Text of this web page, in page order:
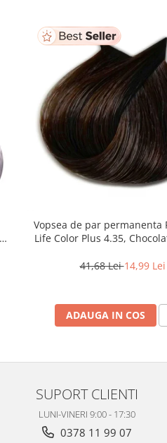
Vopsea de par permanenta
Life Color Plus 4.35,
41,68 Lei14,99 Lei
ADAUGA IN COS
SUPORT CLIENTI
LUNI-VINERI 9:00 - 17:30
0378 11 99 07